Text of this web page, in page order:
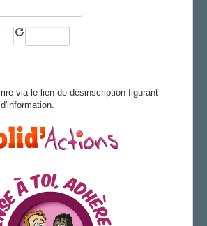
via le lien de désinscription figurant